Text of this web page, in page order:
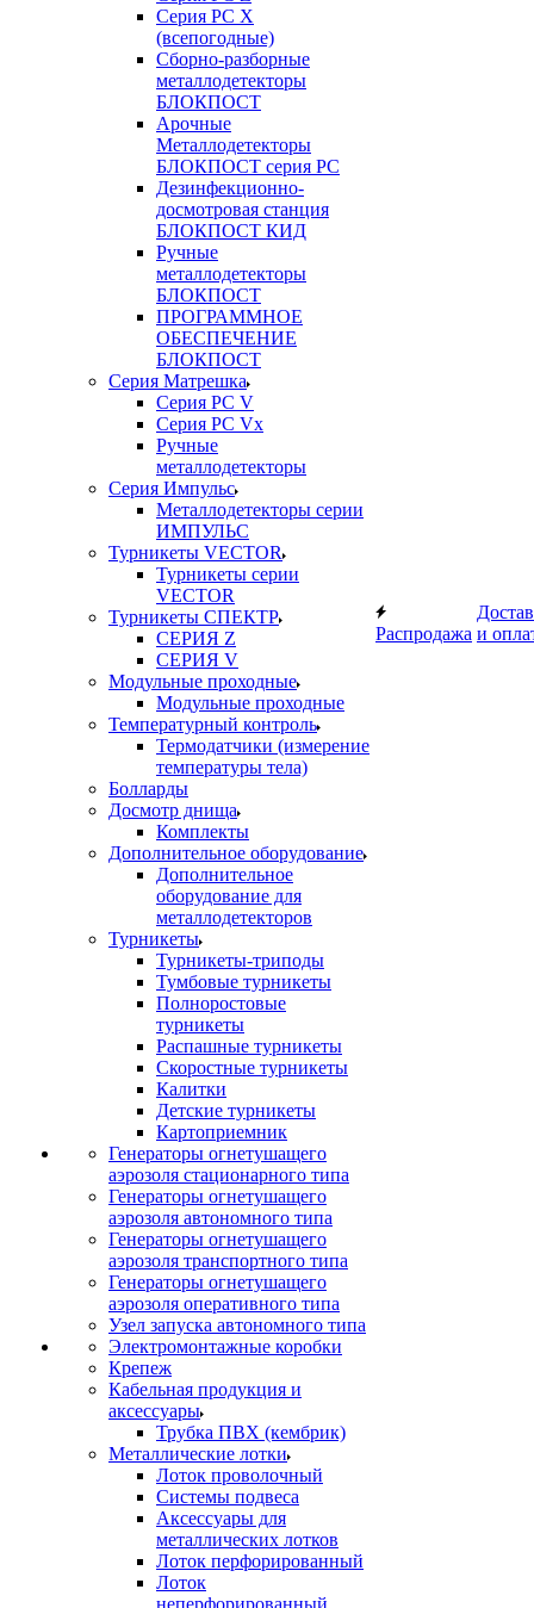
Серия РС X
(всепогодные)
Сборно-разборные
металлодетекторы
БЛОКПОСТ
Арочные
Металлодетекторы
БЛОКПОСТ серия РС
Дезинфекционно-
досмотровая станция
БЛОКПОСТ КИД
Ручные
металлодетекторы
БЛОКПОСТ
ПРОГРАММНОЕ
ОБЕСПЕЧЕНИЕ
БЛОКПОСТ
Серия Матрешка
Серия PC V
Серия PC Vx
Ручные
металлодетекторы
Серия Импульс
Металлодетекторы серии
ИМПУЛЬС
Турникеты VECTOR
Турникеты серии
VECTOR
Турникеты СПЕКТР
СЕРИЯ Z
СЕРИЯ V
Модульные проходные
Модульные проходные
Температурный контроль
Термодатчики (измерение
температуры тела)
Болларды
Досмотр днища
Комплекты
Дополнительное оборудование
Дополнительное
оборудование для
металлодетекторов
Турникеты
Турникеты-триподы
Тумбовые турникеты
Полноростовые
турникеты
Распашные турникеты
Скоростные турникеты
Калитки
Детские турникеты
Картоприемник
Генераторы огнетушащего
аэрозоля стационарного типа
Генераторы огнетушащего
аэрозоля автономного типа
Генераторы огнетушащего
аэрозоля транспортного типа
Генераторы огнетушащего
аэрозоля оперативного типа
Узел запуска автономного типа
Электромонтажные коробки
Крепеж
Кабельная продукция и
аксессуары
Трубка ПВХ (кембрик)
Металлические лотки
Лоток проволочный
Системы подвеса
Аксессуары для
металлических лотков
Лоток перфорированный
Лоток
неперфорированный
Распродажа и